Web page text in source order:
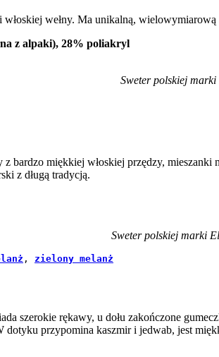
wełny. Ma unikalną,
z alpaki), 28% poliakryl
Sweter polskiej
bardzo miękkiej włoskiej przędzy,
z długą tradycją.
Sweter polskiej marki
, zielony melanż
szerokie rękawy, u dołu zakończone
przypomina kaszmir i jedwab, jest